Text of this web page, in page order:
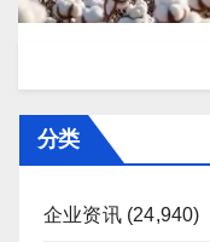
分类
企业资讯(24,940)